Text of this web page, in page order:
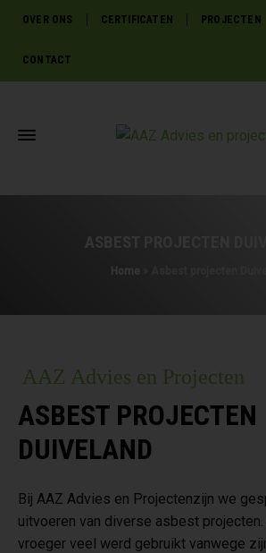
OVER ONS CERTIFICATEN PROJECTEN
CONTACT
AAZ Advies en Projecten
ASBEST PROJECTEN
DUIVELAND
Bij AAZ Advies en Projectenzijn we
uitvoeren van diverse asbest
vroeger veel werd gebruikt vanwege